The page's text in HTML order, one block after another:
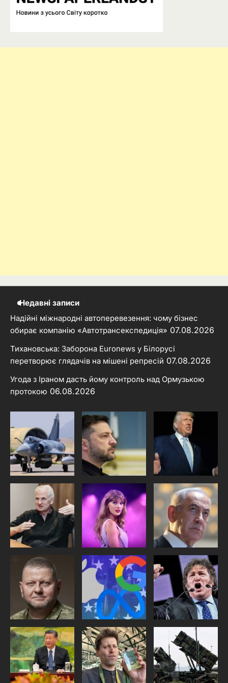
Недавні записи
Надійні міжнародні автоперевезення: чому бізнес
обирає компанію «Автотрансекспедиція» 07.08.2026
Тихановська: Заборона Euronews у Білорусі
перетворює глядачів на мішені репресій 07.08.2026
Угода з Іраном дасть йому контроль над Ормузькою
протокою 06.08.2026